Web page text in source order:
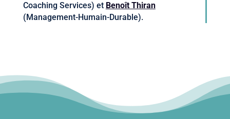
Coaching Services) et Benoît Thiran
(Management-Humain-Durable).